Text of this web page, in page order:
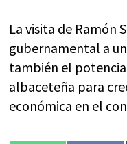
La visita de Ramón
gubernamental a
también el
albaceteña para
económica en el